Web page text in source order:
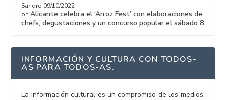
Sandro 09/10/2022
onAlicante celebra el ‘Arroz Fest’ con elaboraciones de
chefs, degustaciones y un concurso popular el sábado 8
INFORMACIÓN Y CULTURA CON TODOS-
AS PARA TODOS-AS.
La información cultural es un compromiso de los medios,